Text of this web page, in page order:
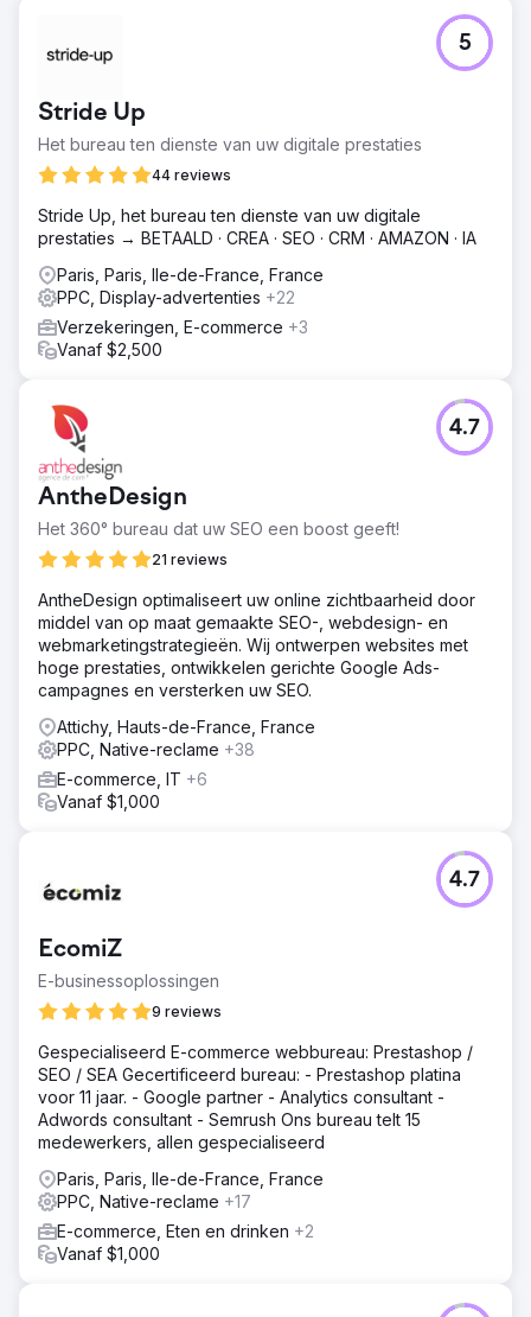
Stride Up
Het bureau ten dienste van uw digitale prestaties
44 reviews
5
Stride Up, het bureau ten dienste van uw digitale
prestaties → BETAALD · CREA · SEO · CRM · AMAZON · IA
Paris, Paris, Ile-de-France, France
PPC, Display-advertenties +22
Verzekeringen, E-commerce +3
Vanaf $2,500
AntheDesign
Het 360° bureau dat uw SEO een boost geeft!
21 reviews
4.7
AntheDesign optimaliseert uw online zichtbaarheid door
middel van op maat gemaakte SEO-, webdesign- en
webmarketingstrategieën. Wij ontwerpen websites met
hoge prestaties, ontwikkelen gerichte Google Ads-
campagnes en versterken uw SEO.
Attichy, Hauts-de-France, France
PPC, Native-reclame +38
E-commerce, IT +6
Vanaf $1,000
EcomiZ
E-businessoplossingen
9 reviews
4.7
Gespecialiseerd E-commerce webbureau: Prestashop /
SEO / SEA Gecertificeerd bureau: - Prestashop platina
voor 11 jaar. - Google partner - Analytics consultant -
Adwords consultant - Semrush Ons bureau telt 15
medewerkers, allen gespecialiseerd
Paris, Paris, Ile-de-France, France
PPC, Native-reclame +17
E-commerce, Eten en drinken +2
Vanaf $1,000